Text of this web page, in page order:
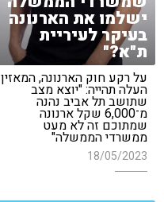
ישלמו את הארנונה
בעיקר לעיריית
ת"א?"
על רקע חוק הארנונה, המאזין
העלה תהייה: "יוצא מצב
שתושב תל אביב נהנה
מ־6,000 שקל ארנונה
שמתוכם זה לא מעט
ממשרדי הממשלה"
18/05/2023